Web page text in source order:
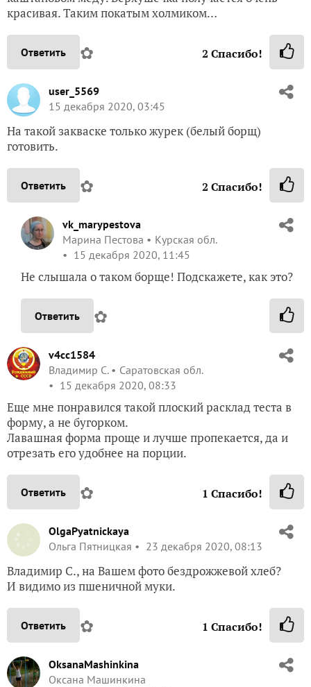
красивая. Таким покатым холмиком…
Ответить ✿ 2 Спасибо!
user_5569
15 декабря 2020, 03:45
На такой закваске только журек (белый борщ)
готовить.
Ответить ✿ 2 Спасибо!
vk_marypestova
Марина Пестова
Курская обл.
15 декабря 2020, 11:45
Не слышала о таком борще! Подскажете, как это?
Ответить ✿
v4cc1584
Владимир С.
Саратовская обл.
15 декабря 2020, 08:33
Еще мне понравился такой плоский расклад теста в
форму, а не бугорком.
Лавашная форма проще и лучше пропекается, да и
отрезать его удобнее на порции.
Ответить ✿ 1 Спасибо!
OlgaPyatnickaya
Ольга Пятницкая
23 декабря 2020, 08:13
Владимир С., на Вашем фото бездрожжевой хлеб?
И видимо из пшеничной муки.
Ответить ✿ 1 Спасибо!
OksanaMashinkina
Оксана Машинкина